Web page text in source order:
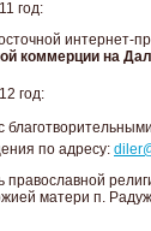
год:
интернет-
коммерции на
год:
по адресу:
матери п.